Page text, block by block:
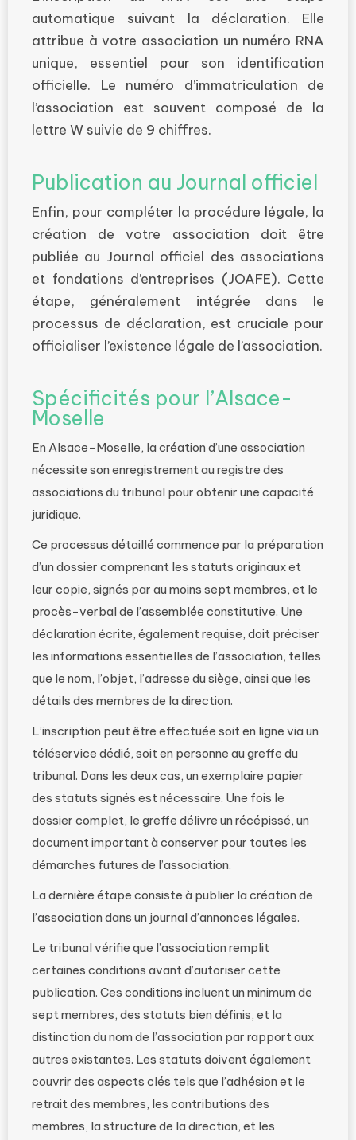
automatique suivant la déclaration. Elle
attribue à votre association un numéro RNA
unique, essentiel pour son identification
officielle. Le numéro d’immatriculation de
l’association est souvent composé de la
lettre W suivie de 9 chiffres.
Publication au Journal officiel
Enfin, pour compléter la procédure légale, la
création de votre association doit être
publiée au Journal officiel des associations
et fondations d’entreprises (JOAFE). Cette
étape, généralement intégrée dans le
processus de déclaration, est cruciale pour
officialiser l’existence légale de l’association.
Spécificités pour l’Alsace-
Moselle
En Alsace-Moselle, la création d’une association
nécessite son enregistrement au registre des
associations du tribunal pour obtenir une capacité
juridique.
Ce processus détaillé commence par la préparation
d’un dossier comprenant les statuts originaux et
leur copie, signés par au moins sept membres, et le
procès-verbal de l’assemblée constitutive. Une
déclaration écrite, également requise, doit préciser
les informations essentielles de l’association, telles
que le nom, l’objet, l’adresse du siège, ainsi que les
détails des membres de la direction.
L’inscription peut être effectuée soit en ligne via un
téléservice dédié, soit en personne au greffe du
tribunal. Dans les deux cas, un exemplaire papier
des statuts signés est nécessaire. Une fois le
dossier complet, le greffe délivre un récépissé, un
document important à conserver pour toutes les
démarches futures de l’association.
La dernière étape consiste à publier la création de
l’association dans un journal d’annonces légales.
Le tribunal vérifie que l’association remplit
certaines conditions avant d’autoriser cette
publication. Ces conditions incluent un minimum de
sept membres, des statuts bien définis, et la
distinction du nom de l’association par rapport aux
autres existantes. Les statuts doivent également
couvrir des aspects clés tels que l’adhésion et le
retrait des membres, les contributions des
membres, la structure de la direction, et les